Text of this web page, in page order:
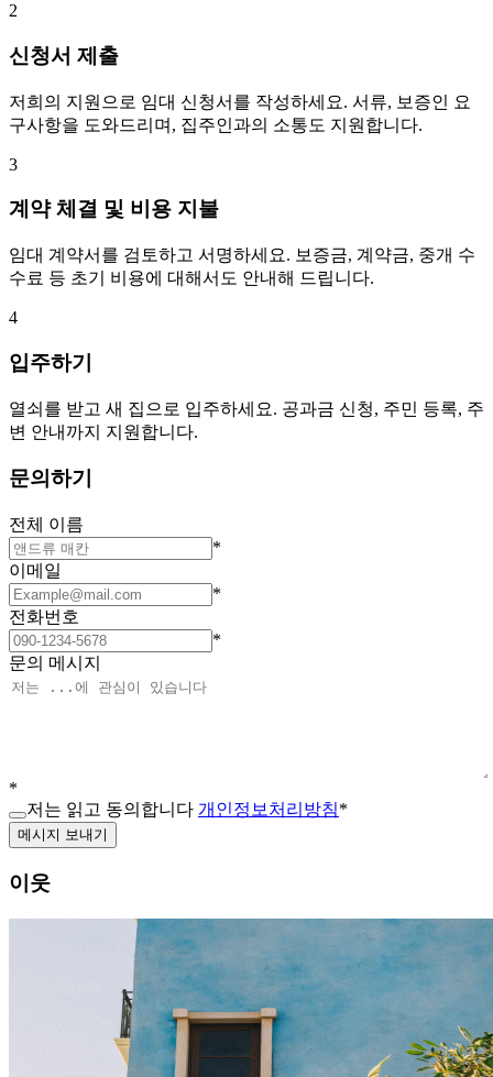
2
신청서 제출
저희의 지원으로 임대 신청서를 작성하세요. 서류, 보증인 요
구사항을 도와드리며, 집주인과의 소통도 지원합니다.
3
계약 체결 및 비용 지불
임대 계약서를 검토하고 서명하세요. 보증금, 계약금, 중개 수
수료 등 초기 비용에 대해서도 안내해 드립니다.
4
입주하기
열쇠를 받고 새 집으로 입주하세요. 공과금 신청, 주민 등록, 주
변 안내까지 지원합니다.
문의하기
전체 이름
*
이메일
*
전화번호
*
문의 메시지
*
저는 읽고 동의합니다 개인정보처리방침*
메시지 보내기
이웃